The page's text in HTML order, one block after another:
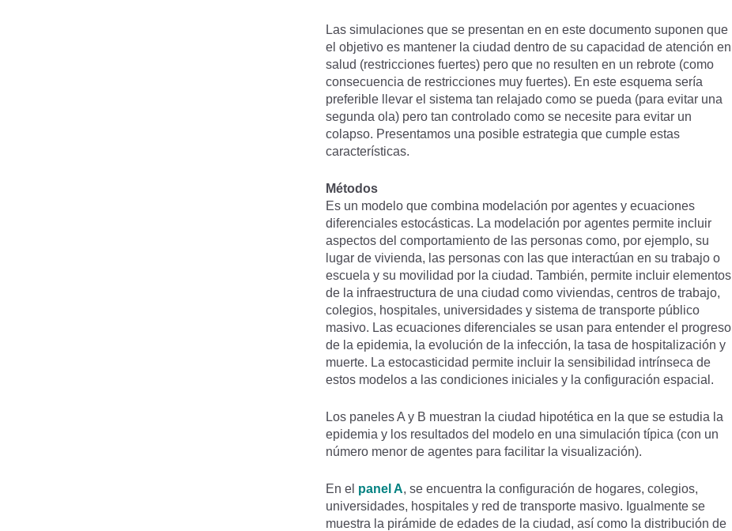
Las simulaciones que se presentan en en este documento suponen que
el objetivo es mantener la ciudad dentro de su capacidad de atención en
salud (restricciones fuertes) pero que no resulten en un rebrote (como
consecuencia de restricciones muy fuertes). En este esquema sería
preferible llevar el sistema tan relajado como se pueda (para evitar una
segunda ola) pero tan controlado como se necesite para evitar un
colapso. Presentamos una posible estrategia que cumple estas
características.
Métodos
Es un modelo que combina modelación por agentes y ecuaciones
diferenciales estocásticas. La modelación por agentes permite incluir
aspectos del comportamiento de las personas como, por ejemplo, su
lugar de vivienda, las personas con las que interactúan en su trabajo o
escuela y su movilidad por la ciudad. También, permite incluir elementos
de la infraestructura de una ciudad como viviendas, centros de trabajo,
colegios, hospitales, universidades y sistema de transporte público
masivo. Las ecuaciones diferenciales se usan para entender el progreso
de la epidemia, la evolución de la infección, la tasa de hospitalización y
muerte. La estocasticidad permite incluir la sensibilidad intrínseca de
estos modelos a las condiciones iniciales y la configuración espacial.
Los paneles A y B muestran la ciudad hipotética en la que se estudia la
epidemia y los resultados del modelo en una simulación típica (con un
número menor de agentes para facilitar la visualización).
En el panel A, se encuentra la configuración de hogares, colegios,
universidades, hospitales y red de transporte masivo. Igualmente se
muestra la pirámide de edades de la ciudad, así como la distribución de